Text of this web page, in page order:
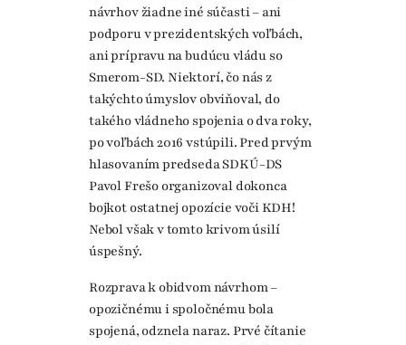
návrhov žiadne iné súčasti – ani
podporu v prezidentských voľbách,
ani prípravu na budúcu vládu so
Smerom-SD. Niektorí, čo nás z
takýchto úmyslov obviňoval, do
takého vládneho spojenia o dva roky,
po voľbách 2016 vstúpili. Pred prvým
hlasovaním predseda SDKÚ-DS
Pavol Frešo organizoval dokonca
bojkot ostatnej opozície voči KDH!
Nebol však v tomto krivom úsilí
úspešný.
Rozprava k obidvom návrhom –
opozičnému i spoločnému bola
spojená, odznela naraz. Prvé čítanie